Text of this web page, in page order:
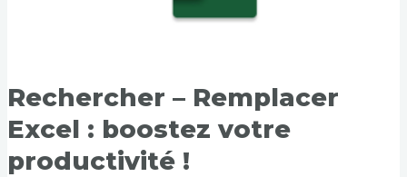
Rechercher – Remplacer
Excel : boostez votre
productivité !